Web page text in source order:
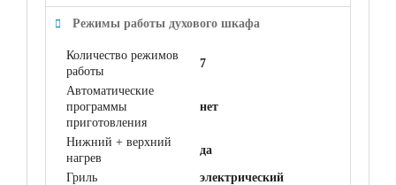
Режимы работы духового шкафа
Количество режимов
работы
7
Автоматические
программы
приготовления
нет
Нижний + верхний
нагрев
да
Гриль
электрический